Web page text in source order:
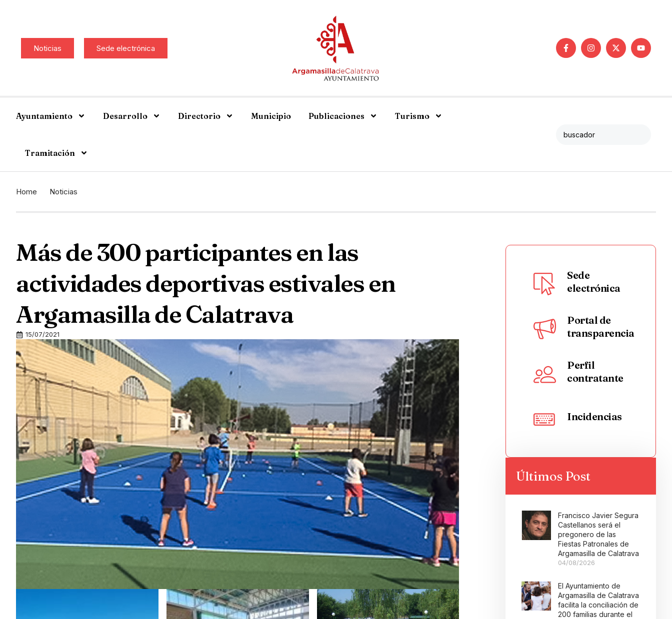
Noticias Sede electrónica
Ayuntamiento Desarrollo Directorio Municipio Publicaciones Turismo
Tramitación
Home Noticias
Más de 300 participantes en las
actividades deportivas estivales en
Argamasilla de Calatrava
15/07/2021
Sede
electrónica
Portal de
transparencia
Perfil
contratante
Incidencias
Últimos Post
Francisco Javier Segura
Castellanos será el
pregonero de las
Fiestas Patronales de
Argamasilla de Calatrava
04/08/2026
El Ayuntamiento de
Argamasilla de Calatrava
facilita la conciliación de
200 familias durante el